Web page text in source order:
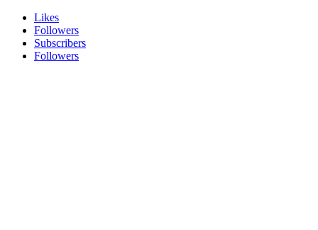
Likes
Followers
Subscribers
Followers